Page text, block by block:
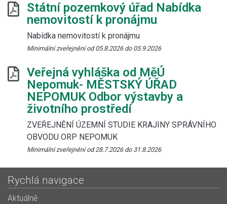
Státní pozemkový úřad Nabídka
nemovitostí k pronájmu
Nabídka nemovitostí k pronájmu
Minimální zveřejnění od 05.8.2026 do 05.9.2026
Veřejná vyhláška od MěÚ
Nepomuk- MĚSTSKÝ ÚŘAD
NEPOMUK Odbor výstavby a
životního prostředí
ZVEŘEJNĚNÍ ÚZEMNÍ STUDIE KRAJINY SPRÁVNÍHO
OBVODU ORP NEPOMUK
Minimální zveřejnění od 28.7.2026 do 31.8.2026
Rychlá navigace
Aktuálně